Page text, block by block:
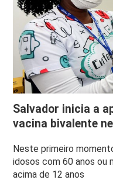
Salvador inicia a
vacina bivalente
Neste primeiro
idosos com 60 anos ou
acima de 12 anos